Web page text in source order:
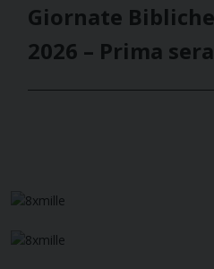
Giornate
2026 – Prima